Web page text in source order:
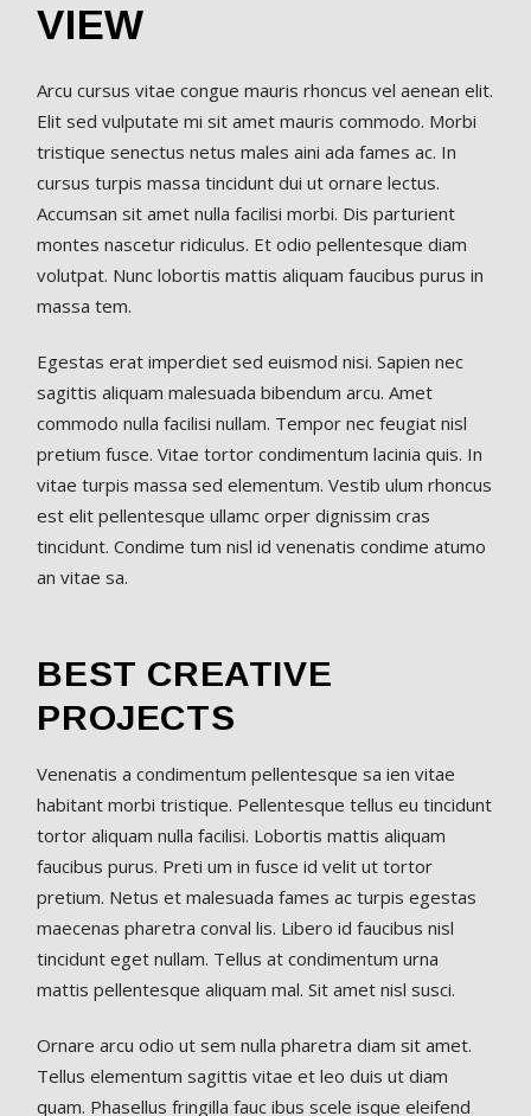
VIEW
Arcu cursus vitae congue mauris rhoncus vel aenean elit.
Elit sed vulputate mi sit amet mauris commodo. Morbi
tristique senectus netus males aini ada fames ac. In
cursus turpis massa tincidunt dui ut ornare lectus.
Accumsan sit amet nulla facilisi morbi. Dis parturient
montes nascetur ridiculus. Et odio pellentesque diam
volutpat. Nunc lobortis mattis aliquam faucibus purus in
massa tem.
Egestas erat imperdiet sed euismod nisi. Sapien nec
sagittis aliquam malesuada bibendum arcu. Amet
commodo nulla facilisi nullam. Tempor nec feugiat nisl
pretium fusce. Vitae tortor condimentum lacinia quis. In
vitae turpis massa sed elementum. Vestib ulum rhoncus
est elit pellentesque ullamc orper dignissim cras
tincidunt. Condime tum nisl id venenatis condime atumo
an vitae sa.
BEST CREATIVE
PROJECTS
Venenatis a condimentum pellentesque sa ien vitae
habitant morbi tristique. Pellentesque tellus eu tincidunt
tortor aliquam nulla facilisi. Lobortis mattis aliquam
faucibus purus. Preti um in fusce id velit ut tortor
pretium. Netus et malesuada fames ac turpis egestas
maecenas pharetra conval lis. Libero id faucibus nisl
tincidunt eget nullam. Tellus at condimentum urna
mattis pellentesque aliquam mal. Sit amet nisl susci.
Ornare arcu odio ut sem nulla pharetra diam sit amet.
Tellus elementum sagittis vitae et leo duis ut diam
quam. Phasellus fringilla fauc ibus scele isque eleifend